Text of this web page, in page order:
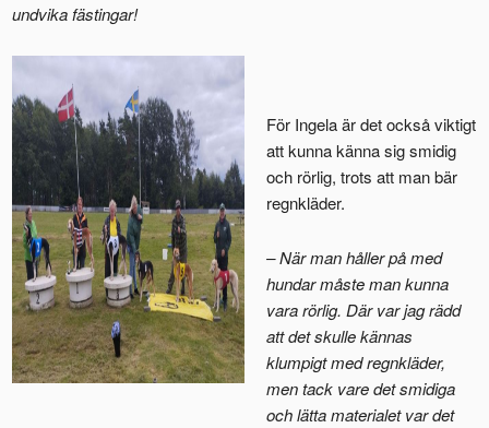
undvika fästingar!
För Ingela är det också viktigt
att kunna känna sig smidig
och rörlig, trots att man bär
regnkläder.
– När man håller på med
hundar måste man kunna
vara rörlig. Där var jag rädd
att det skulle kännas
klumpigt med regnkläder,
men tack vare det smidiga
och lätta materialet var det